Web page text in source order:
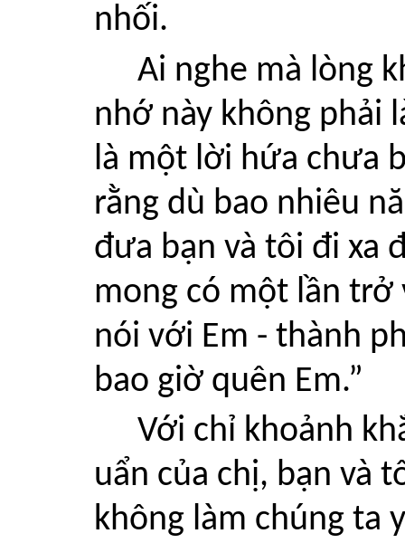
nhối.
Ai nghe mà lòng
nhớ này không phải
là một lời hứa chưa
rằng dù bao nhiêu
đưa bạn và tôi đi xa
mong có một lần trở
nói với Em - thành
bao giờ quên Em.”
Với chỉ khoảnh
uẩn của chị, bạn và
không làm chúng ta